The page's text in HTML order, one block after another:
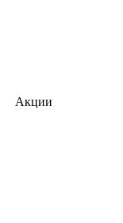
Акции